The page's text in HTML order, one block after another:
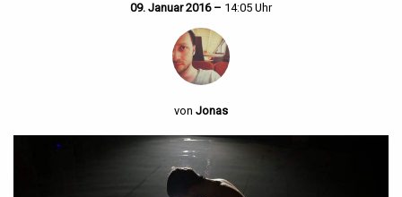
09. Januar 2016 – 14:05 Uhr
von Jonas